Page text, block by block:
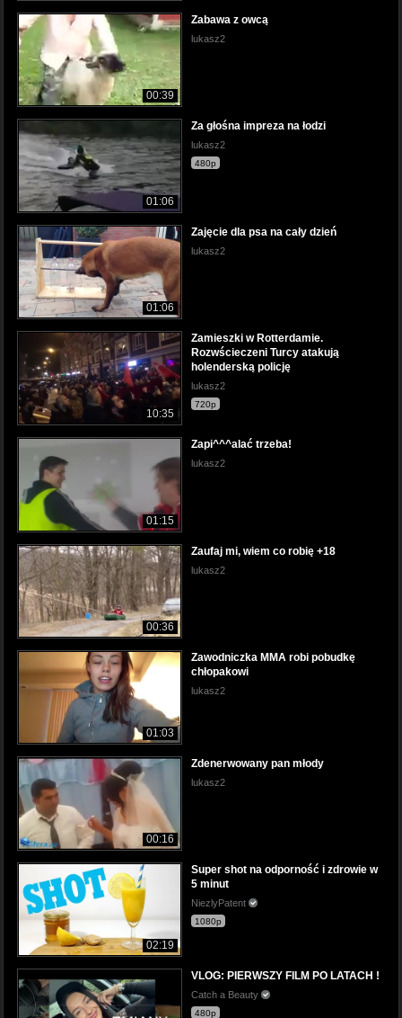
00:39
Zabawa z owcą
lukasz2
01:06
Za głośna impreza na łodzi
lukasz2
480p
01:06
Zajęcie dla psa na cały dzień
lukasz2
10:35
Zamieszki w Rotterdamie.
Rozwścieczeni Turcy atakują
holenderską policję
lukasz2
720p
01:15
Zapi^^^alać trzeba!
lukasz2
00:36
Zaufaj mi, wiem co robię +18
lukasz2
01:03
Zawodniczka MMA robi pobudkę
chłopakowi
lukasz2
00:16
Zdenerwowany pan młody
lukasz2
02:19
Super shot na odporność i zdrowie w
5 minut
NiezlyPatent
1080p
VLOG: PIERWSZY FILM PO LATACH !
Catch a Beauty
480p